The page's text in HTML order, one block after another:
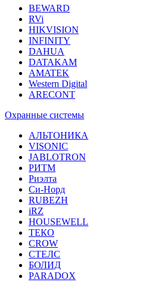
BEWARD
RVi
HIKVISION
INFINITY
DAHUA
DATAKAM
AMATEK
Western Digital
ARECONT
Охранные системы
АЛЬТОНИКА
VISONIC
JABLOTRON
РИТМ
Риэлта
Си-Норд
RUBEZH
iRZ
HOUSEWELL
ТЕКО
CROW
СТЕЛС
БОЛИД
PARADOX